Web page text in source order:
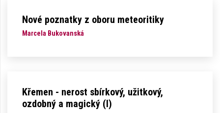
Nové poznatky z oboru meteoritiky
Marcela Bukovanská
Křemen - nerost sbírkový, užitkový,
ozdobný a magický (I)